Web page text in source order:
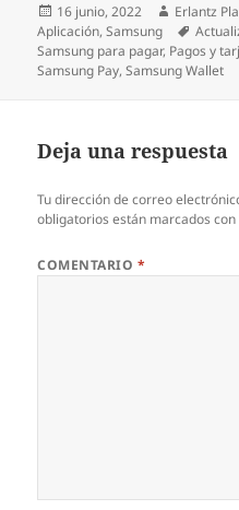
Publicado
el
16 junio, 2022 Autor
Erlantz
Aplicación,Samsung
Samsung para pagar, Pagos y
Samsung Pay,Samsung Wallet
Deja una respuesta
Tu dirección de correo
obligatorios están marcados con
COMENTARIO *